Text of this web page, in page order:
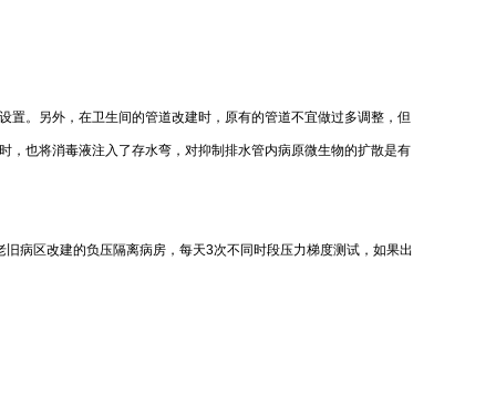
。另外，在卫生间的管道改建时，原有的管道不宜做过多调整，但
也将消毒液注入了存水弯，对抑制排水管内病原微生物的扩散是有
病区改建的负压隔离病房，每天3次不同时段压力梯度测试，如果出